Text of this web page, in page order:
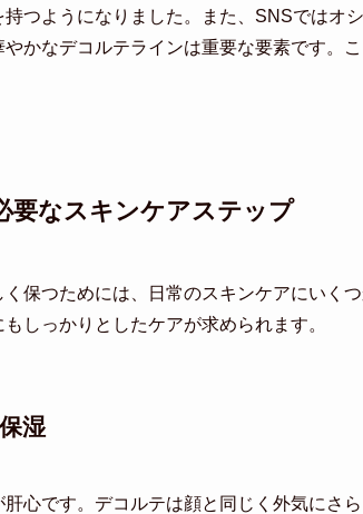
つようになりました。また、SNSではオ
かなデコルテラインは重要な要素です。
要なスキンケアステップ
保つためには、日常のスキンケアにいく
しっかりとしたケアが求められます。
湿
肝心です。デコルテは顔と同じく外気にさ